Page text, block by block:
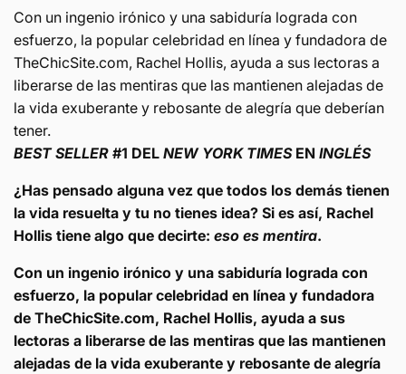
para
que
te
conviertas
en
quien
ser
(Spanish
Edition)
eres
para
que
te
conviertas
en
deberias
(Spanish
Edition)
Con un ingenio irónico y una sabiduría lograda con
esfuerzo, la popular celebridad en línea y fundadora de
TheChicSite.com, Rachel Hollis, ayuda a sus lectoras a
liberarse de las mentiras que las mantienen alejadas de
la vida exuberante y rebosante de alegría que deberían
tener.
BEST SELLER #1 DEL NEW YORK TIMESEN INGLÉS
¿Has pensado alguna vez que todos los demás tienen
la vida resuelta y tu no tienes idea? Si es así, Rachel
Hollis tiene algo que decirte: eso es mentira.
Con un ingenio irónico y una sabiduría lograda con
esfuerzo, la popular celebridad en línea y fundadora
de TheChicSite.com, Rachel Hollis, ayuda a sus
lectoras a liberarse de las mentiras que las mantienen
alejadas de la vida exuberante y rebosante de alegría